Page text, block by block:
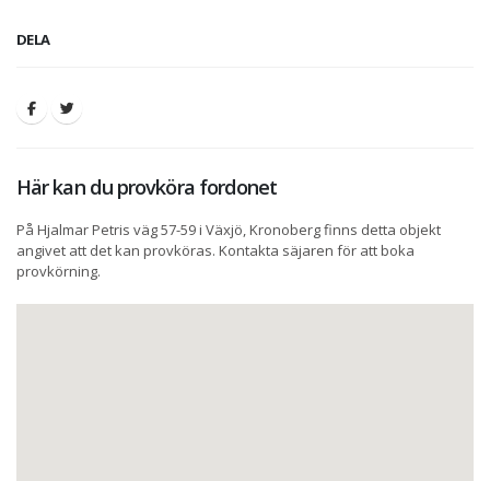
DELA
Här kan du provköra fordonet
På Hjalmar Petris väg 57-59 i Växjö, Kronoberg finns detta objekt
angivet att det kan provköras. Kontakta säjaren för att boka
provkörning.